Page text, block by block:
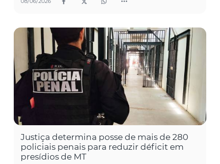
Justiça determina posse de mais de 280
policiais penais para reduzir déficit em
presídios de MT